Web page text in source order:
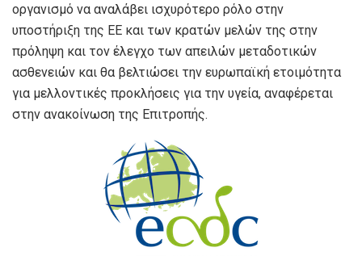
οργανισμό να αναλάβει ισχυρότερο ρόλο στην
υποστήριξη της ΕΕ και των κρατών μελών της στην
πρόληψη και τον έλεγχο των απειλών μεταδοτικών
ασθενειών και θα βελτιώσει την ευρωπαϊκή ετοιμότητα
για μελλοντικές προκλήσεις για την υγεία, αναφέρεται
στην ανακοίνωση της Επιτροπής.